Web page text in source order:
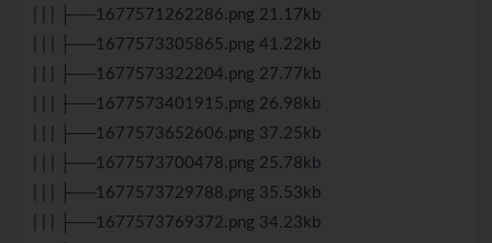
| | | ├──1677571262286.png 21.17kb
| | | ├──1677573305865.png 41.22kb
| | | ├──1677573322204.png 27.77kb
| | | ├──1677573401915.png 26.98kb
| | | ├──1677573652606.png 37.25kb
| | | ├──1677573700478.png 25.78kb
| | | ├──1677573729788.png 35.53kb
| | | ├──1677573769372.png 34.23kb